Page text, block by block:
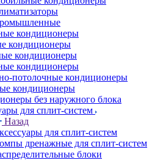
кондиционеры
кондиционеры
кондиционеры
кондиционеры
потолочные кондиционеры
кондиционеры
без наружного блока
для сплит-систем
Назад
для сплит-систем
дренажные для сплит-систем
блоки